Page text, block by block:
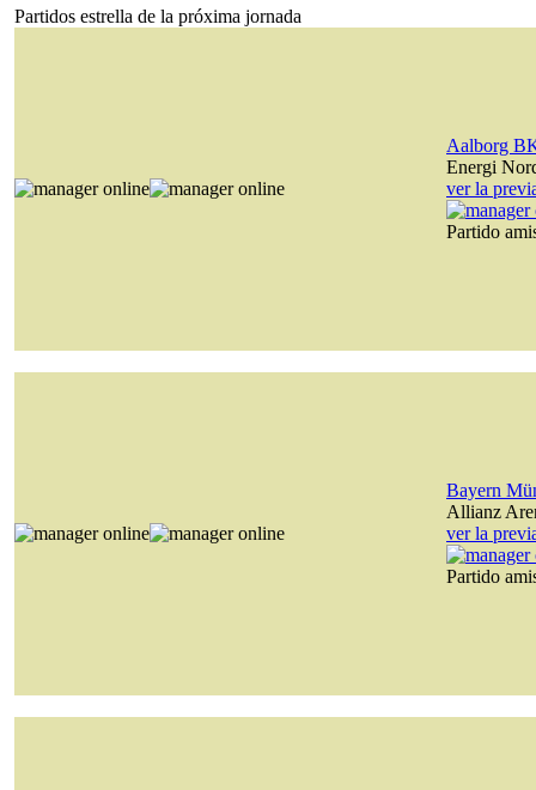
Partidos estrella de la próxima jornada
Aalborg
Energi
ver la
Partido
Bayern
Allianz
ver la
Partido